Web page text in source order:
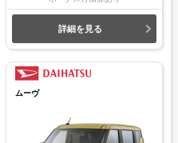
詳細を見る
ムーヴ